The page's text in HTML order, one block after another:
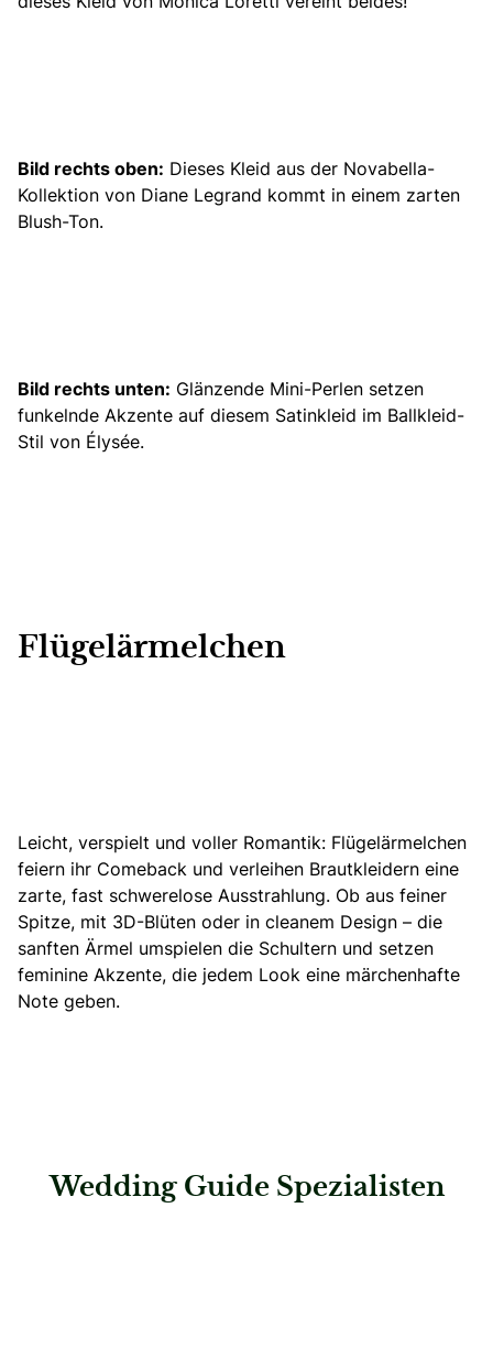
Bild rechts oben: Dieses Kleid aus der Novabella-
Kollektion von Diane Legrand kommt in einem zarten
Blush-Ton.
Bild rechts unten: Glänzende Mini-Perlen setzen
funkelnde Akzente auf diesem Satinkleid im Ballkleid-
Stil von Élysée.
Flügelärmelchen
Leicht, verspielt und voller Romantik: Flügelärmelchen
feiern ihr Comeback und verleihen Brautkleidern eine
zarte, fast schwerelose Ausstrahlung. Ob aus feiner
Spitze, mit 3D-Blüten oder in cleanem Design – die
sanften Ärmel umspielen die Schultern und setzen
feminine Akzente, die jedem Look eine märchenhafte
Note geben.
Wedding Guide Spezialisten